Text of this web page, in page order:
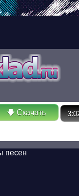
in /ssd/www/
🡇 Скачать
песен